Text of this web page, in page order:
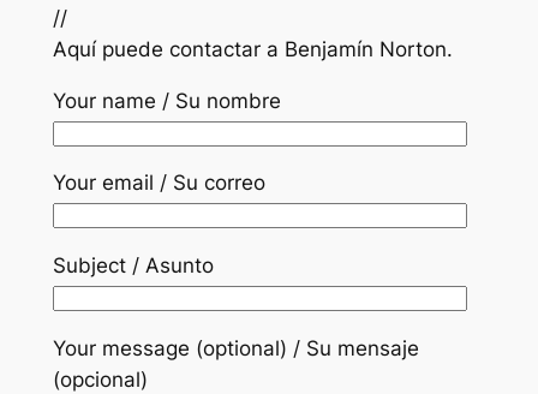
//
Aquí puede contactar a Benjamín Norton.
Your name / Su nombre
Your email / Su correo
Subject / Asunto
Your message (optional) / Su mensaje
(opcional)